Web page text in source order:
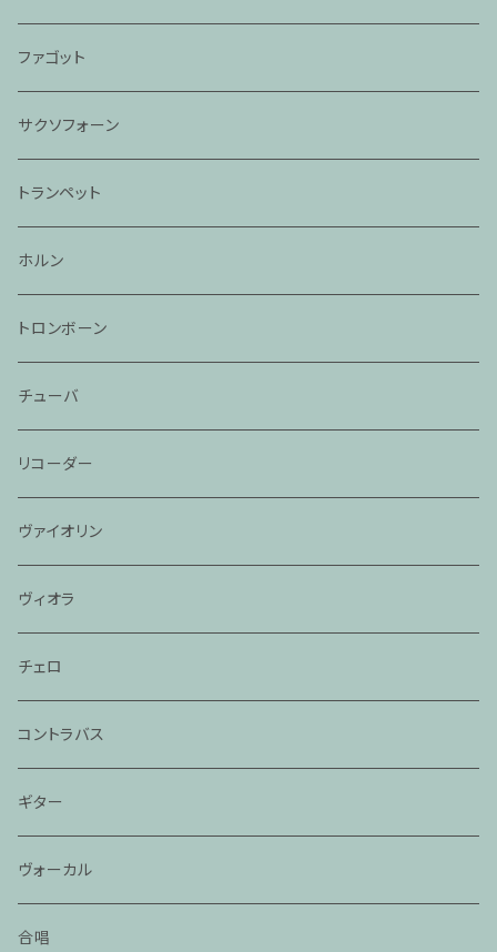
ファゴット
サクソフォーン
トランペット
ホルン
トロンボーン
チューバ
リコーダー
ヴァイオリン
ヴィオラ
チェロ
コントラバス
ギター
ヴォーカル
合唱